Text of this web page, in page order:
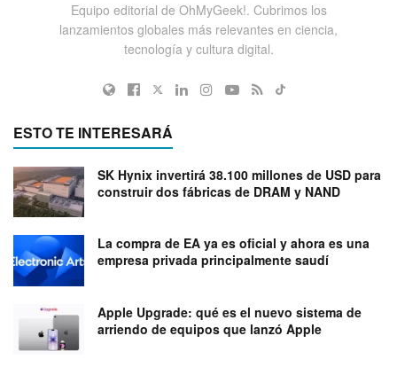
Equipo editorial de OhMyGeek!. Cubrimos los
lanzamientos globales más relevantes en ciencia,
tecnología y cultura digital.
ESTO TE INTERESARÁ
SK Hynix invertirá 38.100 millones de USD para
construir dos fábricas de DRAM y NAND
La compra de EA ya es oficial y ahora es una
empresa privada principalmente saudí
Apple Upgrade: qué es el nuevo sistema de
arriendo de equipos que lanzó Apple